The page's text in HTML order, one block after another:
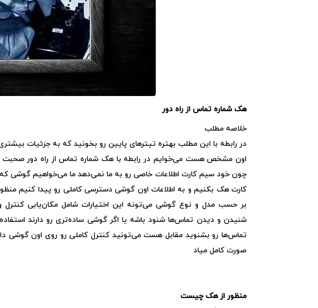
هک شماره تماس از راه دور
خلاصه مطلب
در رابطه با این مطلب بهتره تیترهای پایین رو بخونید که به جزئیات
اون مشخص هست می‌خوایم در رابطه با هک شماره تماس از راه دور
چون خود سیم کارت اطلاعات خاصی رو به ما نمی‌دهد ما می‌خواهیم گوشی که
کارت هک بکنیم و به اطلاعات اون گوشی دسترسی کاملی رو پیدا کنیم
بر حسب مدل و نوع گوشی می‌تونه این اختیارات شامل مکان‌یابی کنترل
شنیدن و دیدن تماس‌ها شنود باشه یا اگر گوشی ساده‌تری رو دارند
تماس‌ها رو بشنوید مقابل هست می‌تونید کنترل کاملی رو روی اون
صورت کامل میاد
منظور از هک چیست